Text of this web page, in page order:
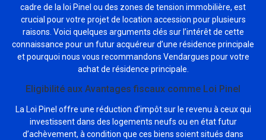
cadre de la loi Pinel ou des zones de tension immobilière, est
crucial pour votre projet de location accession pour plusieurs
raisons. Voici quelques arguments clés sur l’intérêt de cette
connaissance pour un futur acquéreur d’une résidence principale
et pourquoi nous vous recommandons Vendargues pour votre
achat de résidence principale.
Eligibilité aux Avantages fiscaux comme Loi Pinel
La Loi Pinel offre une réduction d’impôt sur le revenu à ceux qui
investissent dans des logements neufs ou en état futur
d’achèvement, à condition que ces biens soient situés dans